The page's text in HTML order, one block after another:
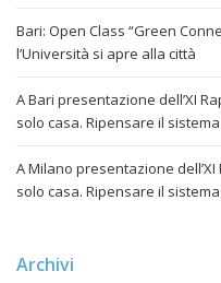
Bari: Open Class “Green
l’Università si apre alla città
A Bari presentazione dell’XI
solo casa. Ripensare il
A Milano presentazione
solo casa. Ripensare il
Archivi